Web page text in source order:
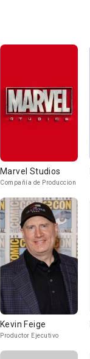
Marvel Studios
Compañía de Produccion
Kevin Feige
Productor Ejecutivo